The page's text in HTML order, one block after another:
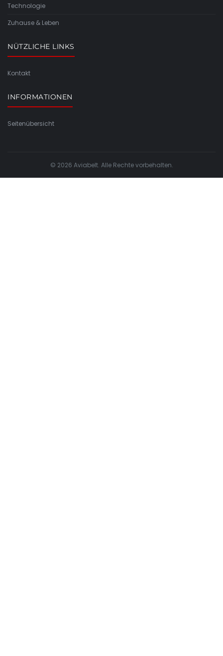
Technologie
Zuhause & Leben
NÜTZLICHE LINKS
Kontakt
INFORMATIONEN
Seitenübersicht
© 2026 Aviabelt. Alle Rechte vorbehalten.